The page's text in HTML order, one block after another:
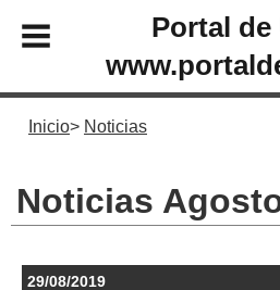
Portal de
Inicio Noticias
Noticias
29/08/2019